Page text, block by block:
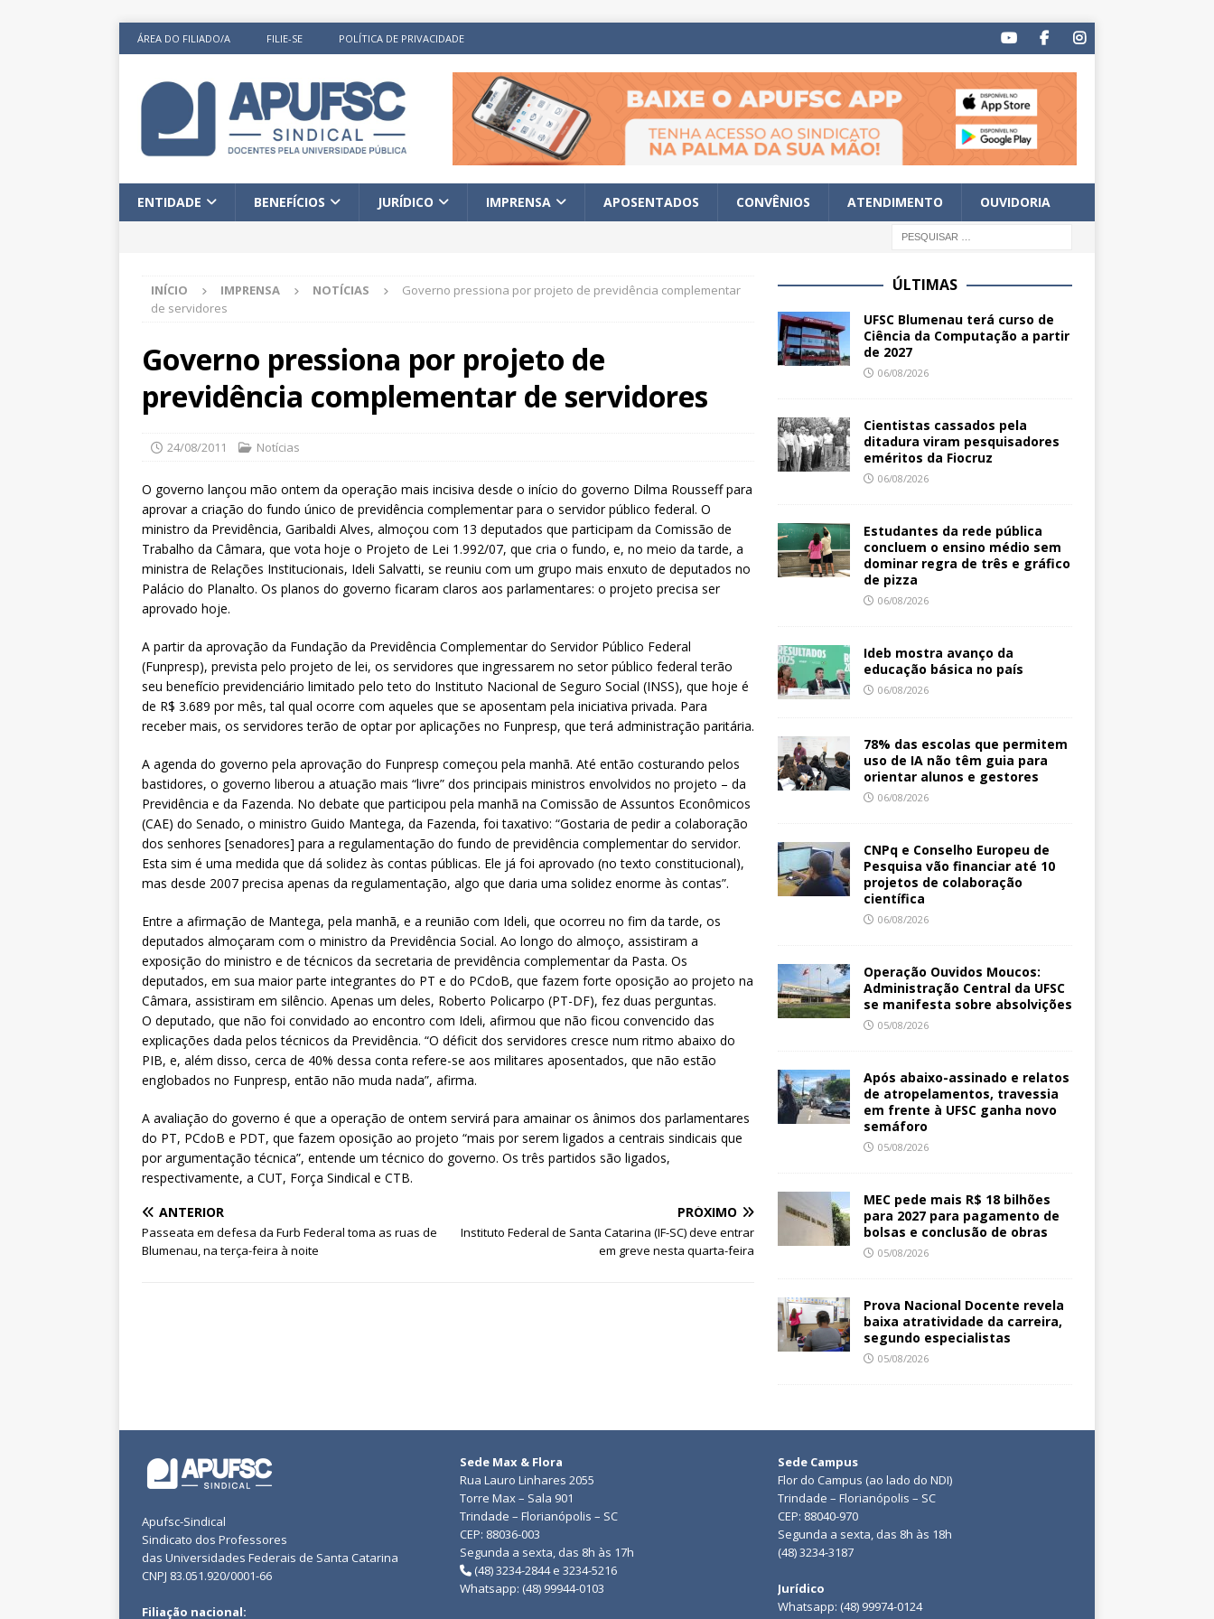
ÁREA DO FILIADO/A FILIE-SE POLÍTICA DE PRIVACIDADE
ENTIDADE BENEFÍCIOS JURÍDICO IMPRENSA APOSENTADOS CONVÊNIOS ATENDIMENTO OUVIDORIA
INÍCIO IMPRENSA NOTÍCIAS
Governo pressiona por projeto de previdência complementar
de servidores
Governo pressiona por projeto de
previdência complementar de servidores
24/08/2011 Notícias
O governo lançou mão ontem da operação mais incisiva desde o início do governo Dilma Rousseff para
aprovar a criação do fundo único de previdência complementar para o servidor público federal. O
ministro da Previdência, Garibaldi Alves, almoçou com 13 deputados que participam da Comissão de
Trabalho da Câmara, que vota hoje o Projeto de Lei 1.992/07, que cria o fundo, e, no meio da tarde, a
ministra de Relações Institucionais, Ideli Salvatti, se reuniu com um grupo mais enxuto de deputados no
Palácio do Planalto. Os planos do governo ficaram claros aos parlamentares: o projeto precisa ser
aprovado hoje.
A partir da aprovação da Fundação da Previdência Complementar do Servidor Público Federal
(Funpresp), prevista pelo projeto de lei, os servidores que ingressarem no setor público federal terão
seu benefício previdenciário limitado pelo teto do Instituto Nacional de Seguro Social (INSS), que hoje é
de R$ 3.689 por mês, tal qual ocorre com aqueles que se aposentam pela iniciativa privada. Para
receber mais, os servidores terão de optar por aplicações no Funpresp, que terá administração paritária.
A agenda do governo pela aprovação do Funpresp começou pela manhã. Até então costurando pelos
bastidores, o governo liberou a atuação mais “livre” dos principais ministros envolvidos no projeto – da
Previdência e da Fazenda. No debate que participou pela manhã na Comissão de Assuntos Econômicos
(CAE) do Senado, o ministro Guido Mantega, da Fazenda, foi taxativo: “Gostaria de pedir a colaboração
dos senhores [senadores] para a regulamentação do fundo de previdência complementar do servidor.
Esta sim é uma medida que dá solidez às contas públicas. Ele já foi aprovado (no texto constitucional),
mas desde 2007 precisa apenas da regulamentação, algo que daria uma solidez enorme às contas”.
Entre a afirmação de Mantega, pela manhã, e a reunião com Ideli, que ocorreu no fim da tarde, os
deputados almoçaram com o ministro da Previdência Social. Ao longo do almoço, assistiram a
exposição do ministro e de técnicos da secretaria de previdência complementar da Pasta. Os
deputados, em sua maior parte integrantes do PT e do PCdoB, que fazem forte oposição ao projeto na
Câmara, assistiram em silêncio. Apenas um deles, Roberto Policarpo (PT-DF), fez duas perguntas.
O deputado, que não foi convidado ao encontro com Ideli, afirmou que não ficou convencido das
explicações dada pelos técnicos da Previdência. “O déficit dos servidores cresce num ritmo abaixo do
PIB, e, além disso, cerca de 40% dessa conta refere-se aos militares aposentados, que não estão
englobados no Funpresp, então não muda nada”, afirma.
A avaliação do governo é que a operação de ontem servirá para amainar os ânimos dos parlamentares
do PT, PCdoB e PDT, que fazem oposição ao projeto “mais por serem ligados a centrais sindicais que
por argumentação técnica”, entende um técnico do governo. Os três partidos são ligados,
respectivamente, a CUT, Força Sindical e CTB.
ANTERIOR
Passeata em defesa da Furb Federal toma as ruas de
Blumenau, na terça-feira à noite
PRÓXIMO
Instituto Federal de Santa Catarina (IF-SC) deve entrar
em greve nesta quarta-feira
ÚLTIMAS
UFSC Blumenau terá curso de
Ciência da Computação a partir
de 2027
06/08/2026
Cientistas cassados pela
ditadura viram pesquisadores
eméritos da Fiocruz
06/08/2026
Estudantes da rede pública
concluem o ensino médio sem
dominar regra de três e gráfico
de pizza
06/08/2026
Ideb mostra avanço da
educação básica no país
06/08/2026
78% das escolas que permitem
uso de IA não têm guia para
orientar alunos e gestores
06/08/2026
CNPq e Conselho Europeu de
Pesquisa vão financiar até 10
projetos de colaboração
científica
06/08/2026
Operação Ouvidos Moucos:
Administração Central da UFSC
se manifesta sobre absolvições
05/08/2026
Após abaixo-assinado e relatos
de atropelamentos, travessia
em frente à UFSC ganha novo
semáforo
05/08/2026
MEC pede mais R$ 18 bilhões
para 2027 para pagamento de
bolsas e conclusão de obras
05/08/2026
Prova Nacional Docente revela
baixa atratividade da carreira,
segundo especialistas
05/08/2026
Apufsc-Sindical
Sindicato dos Professores
das Universidades Federais de Santa Catarina
CNPJ 83.051.920/0001-66
Filiação nacional:
Sede Max & Flora
Rua Lauro Linhares 2055
Torre Max – Sala 901
Trindade – Florianópolis – SC
CEP: 88036-003
Segunda a sexta, das 8h às 17h
(48) 3234-2844 e 3234-5216
Whatsapp: (48) 99944-0103
Sede Campus
Flor do Campus (ao lado do NDI)
Trindade – Florianópolis – SC
CEP: 88040-970
Segunda a sexta, das 8h às 18h
(48) 3234-3187
Jurídico
Whatsapp: (48) 99974-0124